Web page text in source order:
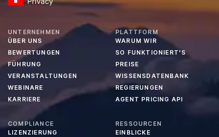
UNTERNEHMEN
ÜBER UNS
BEWERTUNGEN
FÜHRUNG
VERANSTALTUNGEN
WEBINARE
KARRIERE
PLATTFORM
WARUM WIR
SO FUNKTIONIERT'S
PREISE
WISSENSDATENBANK
REGIERUNGEN
AGENT PRICING API
COMPLIANCE
LIZENZIERUNG
RESSOURCEN
EINBLICKE